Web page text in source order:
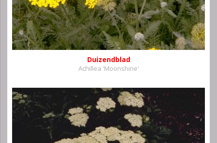
Duizendblad
Achillea 'Moonshine'